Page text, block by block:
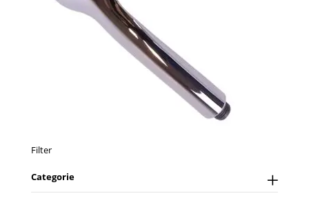
Filter
Categorie